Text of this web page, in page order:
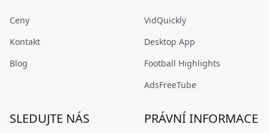
Ceny
Kontakt
Blog
VidQuickly
Desktop App
Football Highlights
AdsFreeTube
SLEDUJTE NÁS PRÁVNÍ INFORMACE